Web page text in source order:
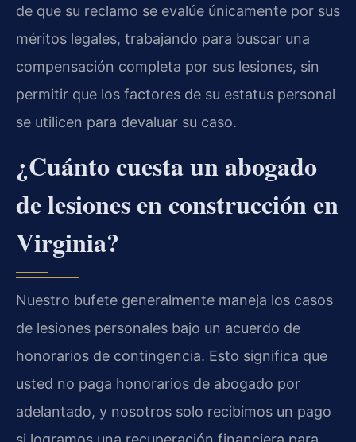
de que su reclamo se evalúe únicamente por sus
méritos legales, trabajando para buscar una
compensación completa por sus lesiones, sin
permitir que los factores de su estatus personal
se utilicen para devaluar su caso.
¿Cuánto cuesta un abogado
de lesiones en construcción en
Virginia?
Nuestro bufete generalmente maneja los casos
de lesiones personales bajo un acuerdo de
honorarios de contingencia. Esto significa que
usted no paga honorarios de abogado por
adelantado, y nosotros solo recibimos un pago